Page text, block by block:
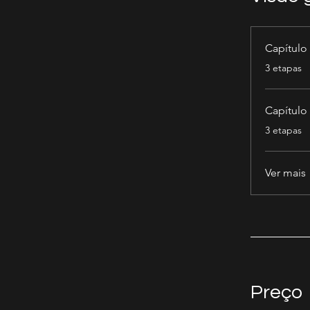
Capítulo
.
3 etapas
Capítulo
.
3 etapas
Ver mais
Preço